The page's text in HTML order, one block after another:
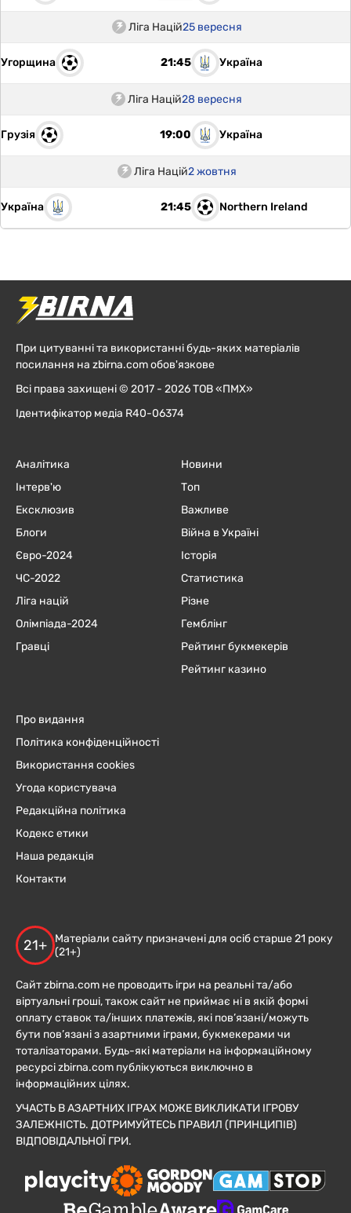
Ліга Націй25 вересня
Угорщина 21:45 Україна
Ліга Націй28 вересня
Грузія 19:00 Україна
Ліга Націй2 жовтня
Україна 21:45 Northern Ireland
При цитуванні та використанні будь-яких матеріалів
посилання на zbirna.com обов'язкове
Всі права захищені © 2017 - 2026 ТОВ «ПМХ»
Ідентифікатор медіа R40-06374
Аналітика
Інтерв'ю
Ексклюзив
Блоги
Євро-2024
ЧC-2022
Ліга націй
Олімпіада-2024
Гравці
Новини
Топ
Важливе
Війна в Україні
Історія
Статистика
Різне
Гемблінг
Рейтинг букмекерів
Рейтинг казино
Про видання
Політика конфіденційності
Використання cookies
Угода користувача
Редакційна політика
Кодекс етики
Наша редакція
Контакти
21+
Матеріали сайту призначені для осіб старше 21 року
(21+)
Сайт zbirna.com не проводить ігри на реальні та/або
віртуальні гроші, також сайт не приймає ні в якій формі
оплату ставок та/інших платежів, які пов’язані/можуть
бути пов’язані з азартними іграми, букмекерами чи
тоталізаторами. Будь-які матеріали на інформаційному
ресурсі zbirna.com публікуються виключно в
інформаційних цілях.
УЧАСТЬ В АЗАРТНИХ ІГРАХ МОЖЕ ВИКЛИКАТИ ІГРОВУ
ЗАЛЕЖНІСТЬ. ДОТРИМУЙТЕСЬ ПРАВИЛ (ПРИНЦИПІВ)
ВІДПОВІДАЛЬНОЇ ГРИ.